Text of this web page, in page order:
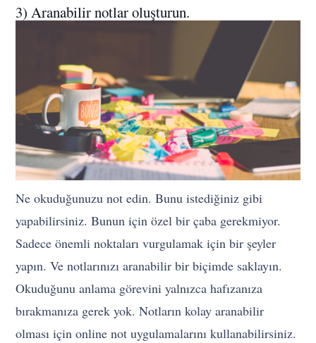
3) Aranabilir notlar oluşturun.
Ne okuduğunuzu not edin. Bunu istediğiniz gibi
yapabilirsiniz. Bunun için özel bir çaba gerekmiyor.
Sadece önemli noktaları vurgulamak için bir şeyler
yapın. Ve notlarınızı aranabilir bir biçimde saklayın.
Okuduğunu anlama görevini yalnızca hafızanıza
bırakmanıza gerek yok. Notların kolay aranabilir
olması için online not uygulamalarını kullanabilirsiniz.